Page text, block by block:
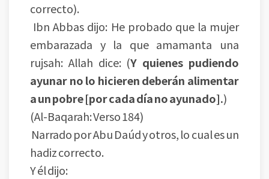
correcto).
Ibn Abbas dijo: He probado que la mujer
embarazada y la que amamanta una
rujsah: Allah dice: (Y quienes pudiendo
ayunar no lo hicieren deberán alimentar
a un pobre [por cada día no ayunado].)
(Al-Baqarah: Verso 184)
Narrado por Abu Daúd y otros, lo cual es un
hadiz correcto.
Y él dijo: